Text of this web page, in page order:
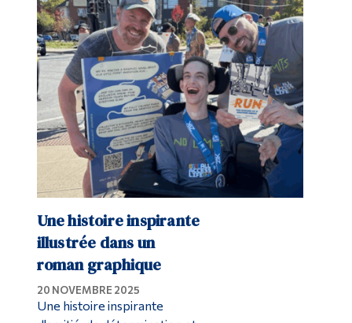
Une histoire inspirante
illustrée dans un
roman graphique
20 NOVEMBRE 2025
Une histoire inspirante